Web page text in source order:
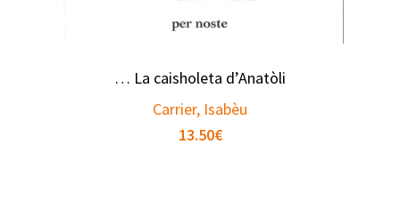
… La caisholeta d’Anatòli
Carrier, Isabèu
13.50€